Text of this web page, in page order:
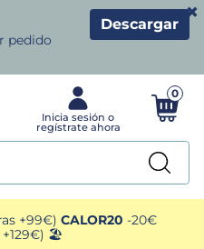
pedido
Descargar
×
0
+99€) CALOR20 -20€
+129€) 🏖️